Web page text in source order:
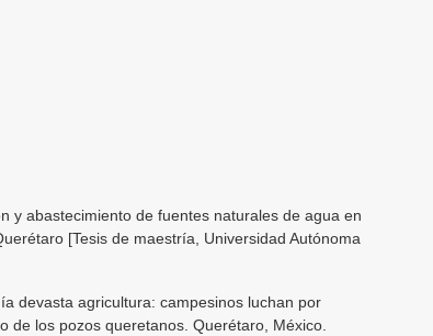
y abastecimiento de fuentes naturales de agua en
[Tesis de maestría, Universidad Autónoma
devasta agricultura: campesinos luchan por
de los pozos queretanos. Querétaro, México.